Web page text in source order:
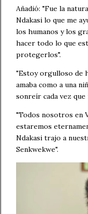
Añadió: "Fue la
Ndakasi lo que me
los humanos y los
hacer todo lo que
protegerlos".
"Estoy orgulloso de
amaba como a una
sonreír cada vez que
"Todos nosotros en
estaremos
Ndakasi trajo a
Senkwekwe".